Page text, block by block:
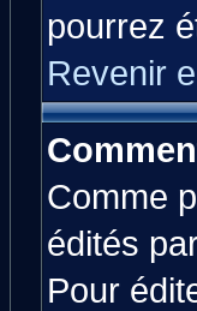
pourrez
Revenir
Comme
édités
Pour